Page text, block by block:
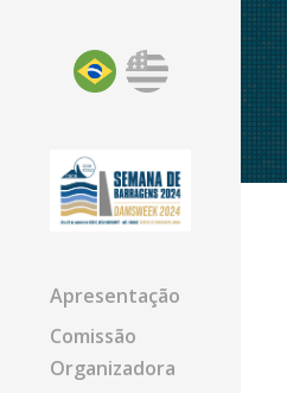
Apresentação
Comissão
Organizadora